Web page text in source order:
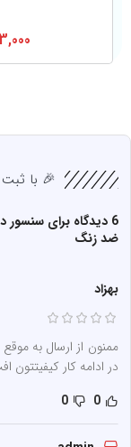
🎉 با
6 دیدگاه برای
ضد زنگ
بهزاد
ممنون از ارسال به
در ادامه کار کیفیتتون
0
0